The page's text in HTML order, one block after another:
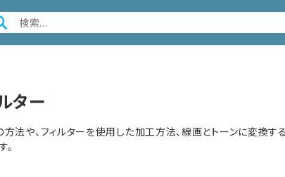
ター
や、フィルターを使用した加工方法、線画とトーンに変換す